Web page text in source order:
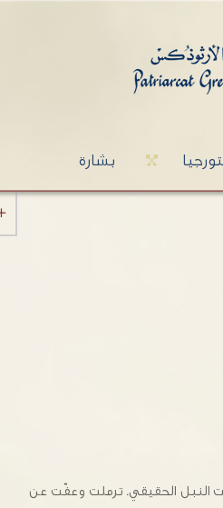
بشارة
النبل الحقيقي. ترملت وعفّت عن